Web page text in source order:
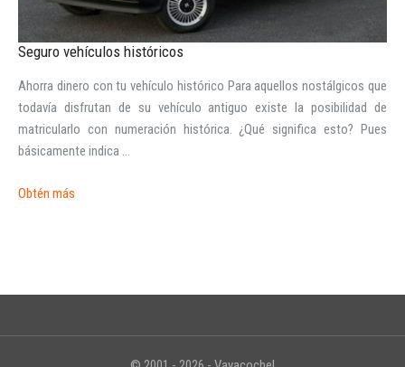
INICIAR SESIÓN
¿Ha olvidado la contraseña?
Seguro vehículos históricos
Ahorra dinero con tu vehículo histórico Para aquellos nostálgicos que
todavía disfrutan de su vehículo antiguo existe la posibilidad de
matricularlo con numeración histórica. ¿Qué significa esto? Pues
básicamente indica ...
Obtén más